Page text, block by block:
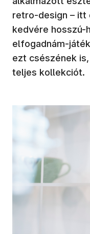
retro-design – itt
kedvére hosszú-
elfogadnám-
ezt csészének
teljes kollekciót.